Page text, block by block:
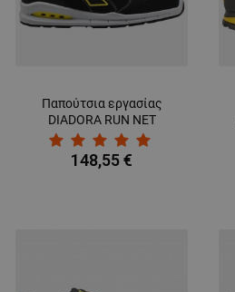
Παπούτσια εργασίας
DIADORA RUN NET
AIRBOX MID S3 SRC
148,55 €